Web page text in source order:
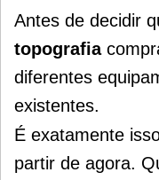
Antes de decidir
topografia
diferentes
existentes.
É exatamente
partir de agora.